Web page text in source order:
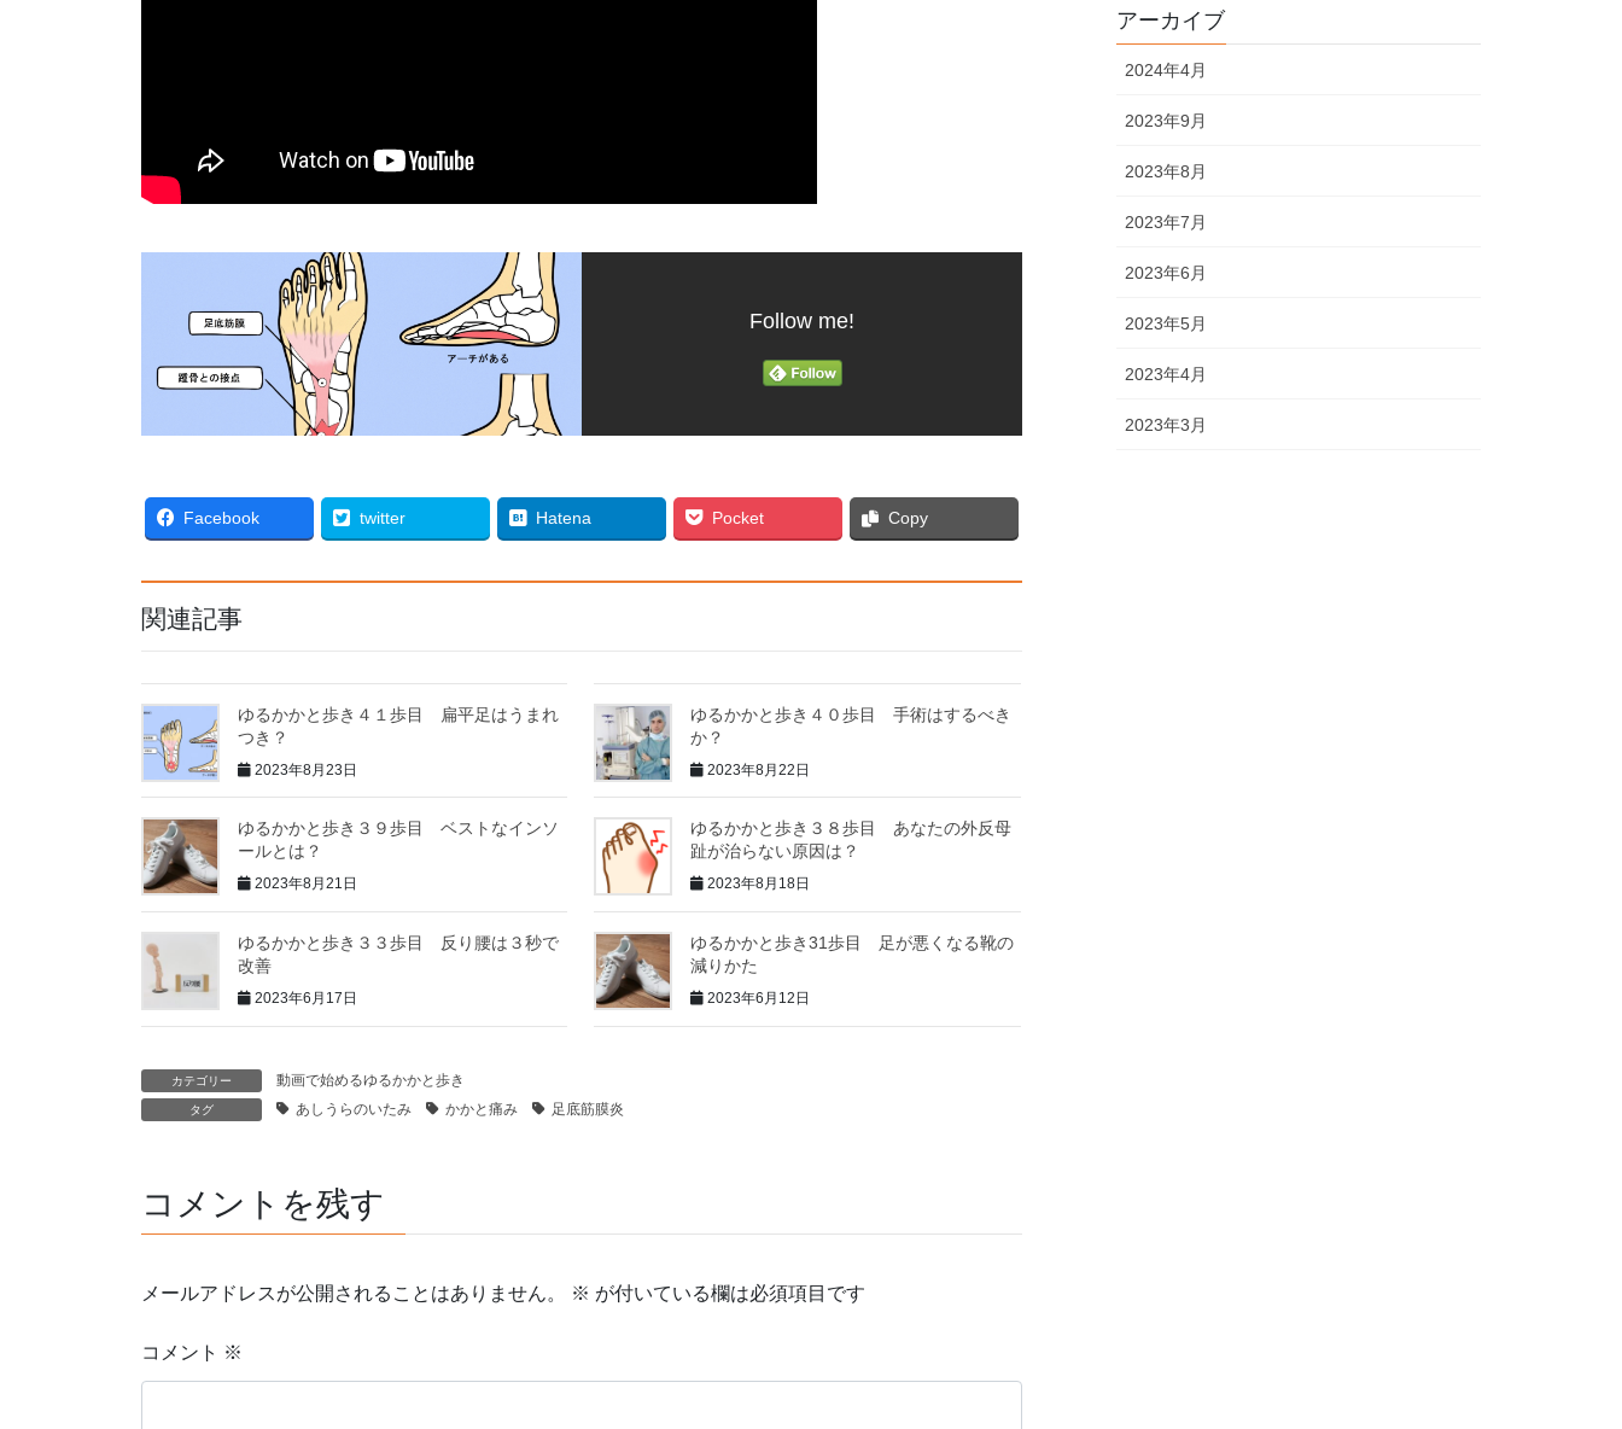
Follow me!
Facebook twitter Hatena Pocket Copy
関連記事
ゆるかかと歩き４１歩目 扁平足はうまれ
つき？
2023年8月23日
ゆるかかと歩き４０歩目 手術はするべき
か？
2023年8月22日
ゆるかかと歩き３９歩目 ベストなインソ
ールとは？
2023年8月21日
ゆるかかと歩き３８歩目 あなたの外反母
趾が治らない原因は？
2023年8月18日
ゆるかかと歩き３３歩目 反り腰は３秒で
改善
2023年6月17日
ゆるかかと歩き31歩目 足が悪くなる靴の
減りかた
2023年6月12日
カテゴリー 動画で始めるゆるかかと歩き
タグ あしうらのいたみ かかと痛み 足底筋膜炎
コメントを残す
メールアドレスが公開されることはありません。 ※ が付いている欄は必須項目です
コメント ※
アーカイブ
2024年4月
2023年9月
2023年8月
2023年7月
2023年6月
2023年5月
2023年4月
2023年3月